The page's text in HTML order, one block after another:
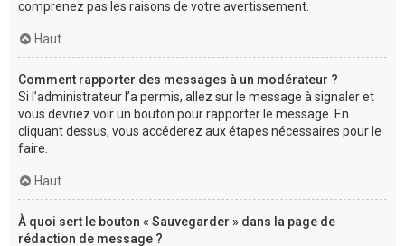
comprenez pas les raisons de votre avertissement.
Haut
Comment rapporter des messages à un modérateur ?
Si l’administrateur l’a permis, allez sur le message à signaler et
vous devriez voir un bouton pour rapporter le message. En
cliquant dessus, vous accéderez aux étapes nécessaires pour le
faire.
Haut
À quoi sert le bouton « Sauvegarder » dans la page de
rédaction de message ?